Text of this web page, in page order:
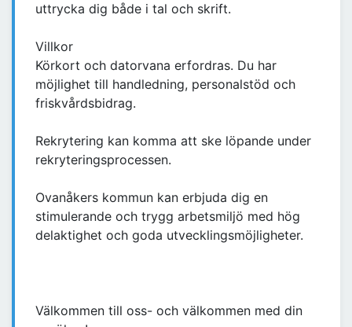
uttrycka dig både i tal och skrift.
Villkor
Körkort och datorvana erfordras. Du har
möjlighet till handledning, personalstöd och
friskvårdsbidrag.
Rekrytering kan komma att ske löpande under
rekryteringsprocessen.
Ovanåkers kommun kan erbjuda dig en
stimulerande och trygg arbetsmiljö med hög
delaktighet och goda utvecklingsmöjligheter.
Välkommen till oss- och välkommen med din